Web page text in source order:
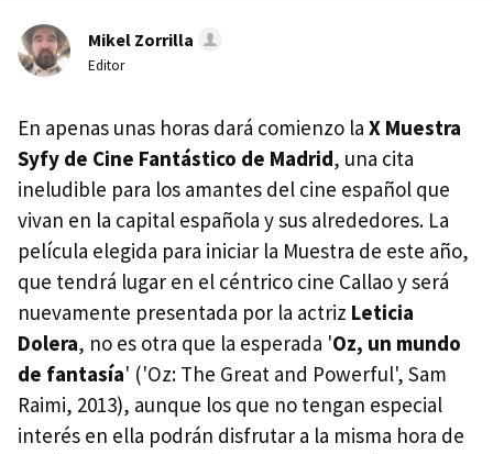
Mikel Zorrilla
Editor
En apenas unas horas dará comienzo la X Muestra
Syfy de Cine Fantástico de Madrid, una cita
ineludible para los amantes del cine español que
vivan en la capital española y sus alrededores. La
película elegida para iniciar la Muestra de este año,
que tendrá lugar en el céntrico cine Callao y será
nuevamente presentada por la actriz Leticia
Dolera, no es otra que la esperada 'Oz, un mundo
de fantasía' ('Oz: The Great and Powerful', Sam
Raimi, 2013), aunque los que no tengan especial
interés en ella podrán disfrutar a la misma hora de